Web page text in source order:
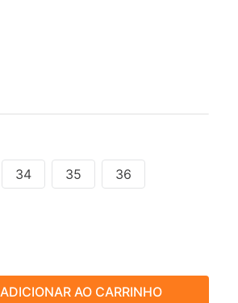
34 35 36
ADICIONAR AO CARRINHO